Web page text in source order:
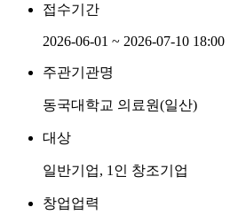
접수기간
2026-06-01 ~ 2026-07-10 18:00
주관기관명
동국대학교 의료원(일산)
대상
일반기업, 1인 창조기업
창업업력